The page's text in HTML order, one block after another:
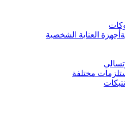
أجهزة العناية الشخصية
مختلفة